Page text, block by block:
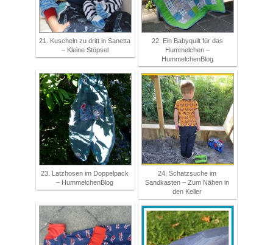
21. Kuscheln zu dritt in Sanetta
– Kleine Stöpsel
22. Ein Babyquilt für das
Hummelchen –
HummelchenBlog
23. Latzhosen im Doppelpack
– HummelchenBlog
24. Schatzsuche im
Sandkasten – Zum Nähen in
den Keller